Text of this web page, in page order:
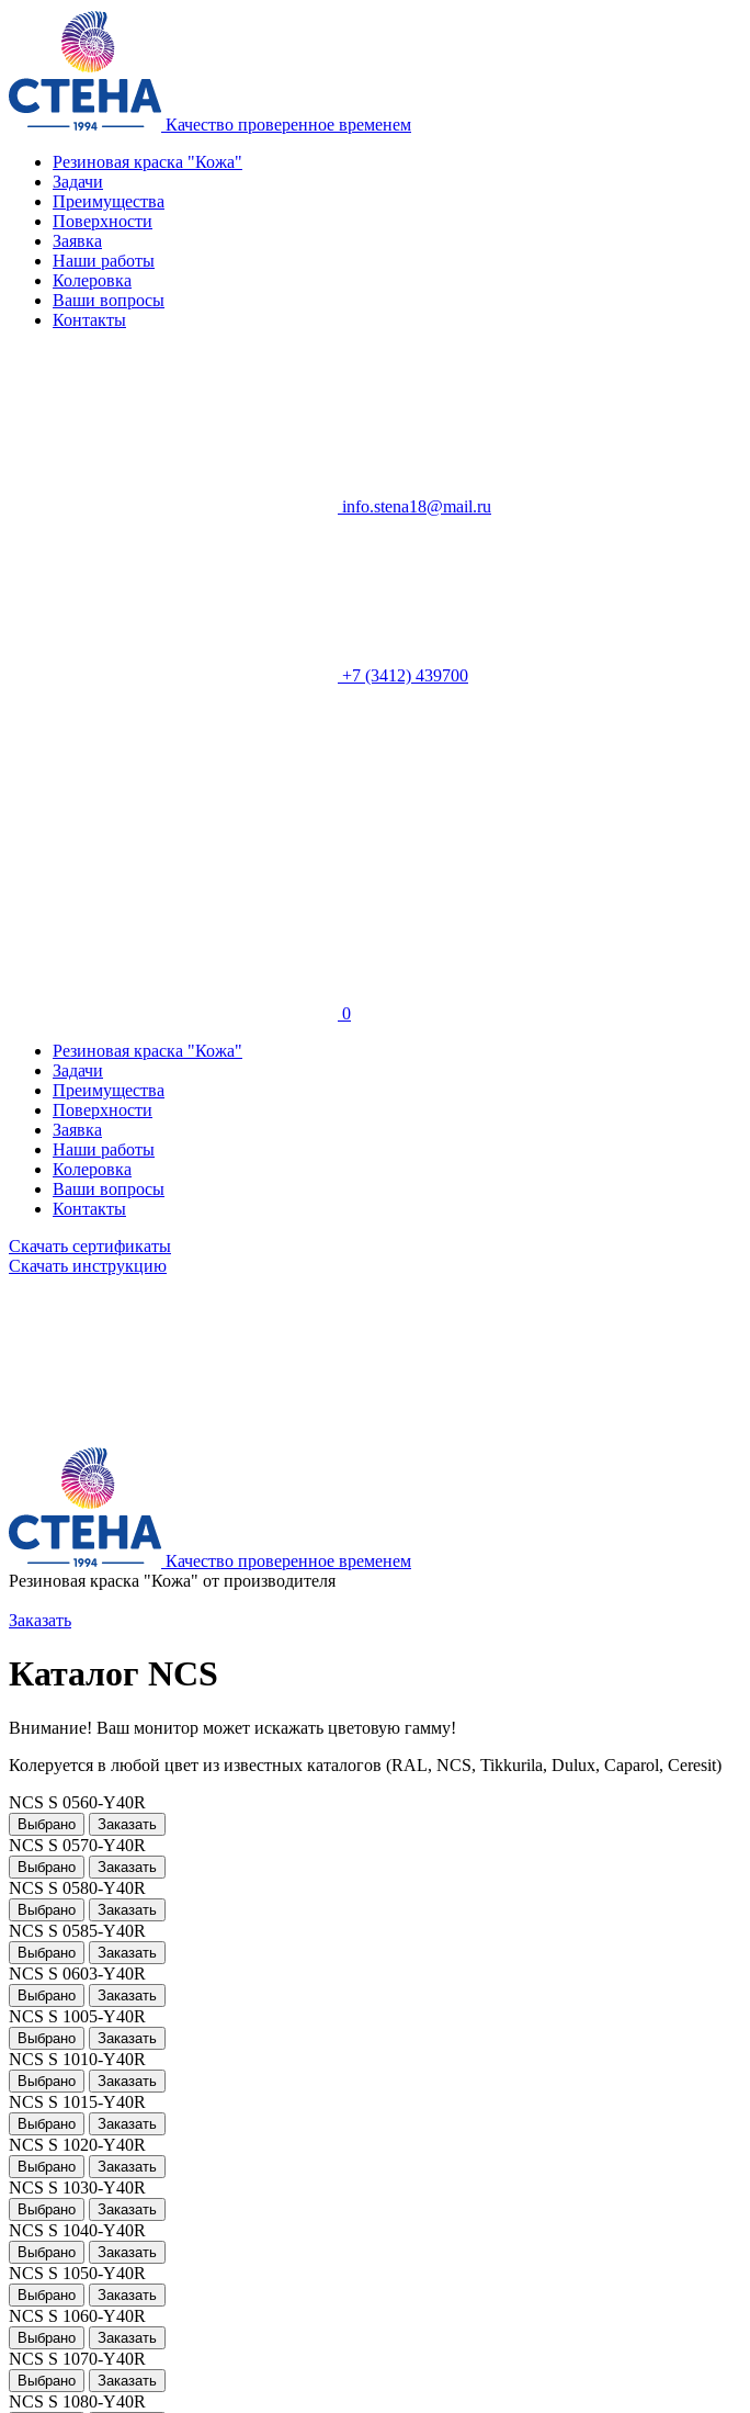
Качество проверенное временем
Резиновая краска "Кожа"
Задачи
Преимущества
Поверхности
Заявка
Наши работы
Колеровка
Ваши вопросы
Контакты
info.stena18@mail.ru
+7 (3412) 439700
0
Резиновая краска "Кожа"
Задачи
Преимущества
Поверхности
Заявка
Наши работы
Колеровка
Ваши вопросы
Контакты
Скачать сертификаты
Скачать инструкцию
Качество проверенное временем
Резиновая краска "Кожа" от производителя
Заказать
Каталог NCS
Внимание! Ваш монитор может искажать цветовую гамму!
Колеруется в любой цвет из известных каталогов (RAL, NCS, Tikkurila, Dulux, Caparol, Ceresit)
NCS S 0560-Y40R
Выбрано Заказать
NCS S 0570-Y40R
Выбрано Заказать
NCS S 0580-Y40R
Выбрано Заказать
NCS S 0585-Y40R
Выбрано Заказать
NCS S 0603-Y40R
Выбрано Заказать
NCS S 1005-Y40R
Выбрано Заказать
NCS S 1010-Y40R
Выбрано Заказать
NCS S 1015-Y40R
Выбрано Заказать
NCS S 1020-Y40R
Выбрано Заказать
NCS S 1030-Y40R
Выбрано Заказать
NCS S 1040-Y40R
Выбрано Заказать
NCS S 1050-Y40R
Выбрано Заказать
NCS S 1060-Y40R
Выбрано Заказать
NCS S 1070-Y40R
Выбрано Заказать
NCS S 1080-Y40R